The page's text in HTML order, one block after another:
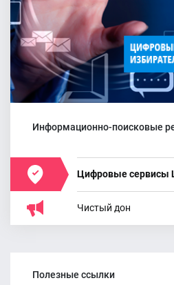
01.07.2026
Официальный канал ТИК
Чертковского района теперь и в
24.06.2026
Информационно-поисковые
Цифровые сервисы
Чистый дон
Полезные ссылки